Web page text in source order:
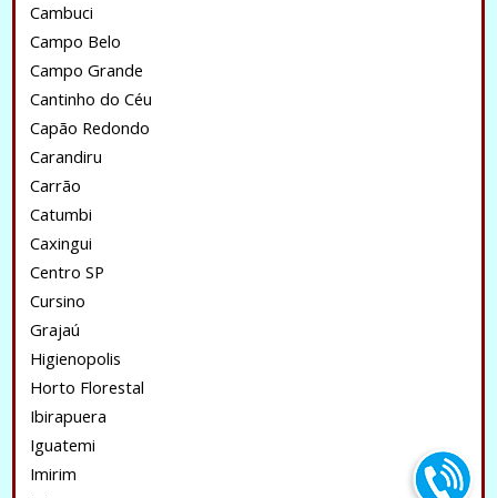
Cambuci
Campo Belo
Campo Grande
Cantinho do Céu
Capão Redondo
Carandiru
Carrão
Catumbi
Caxingui
Centro SP
Cursino
Grajaú
Higienopolis
Horto Florestal
Ibirapuera
Iguatemi
Imirim